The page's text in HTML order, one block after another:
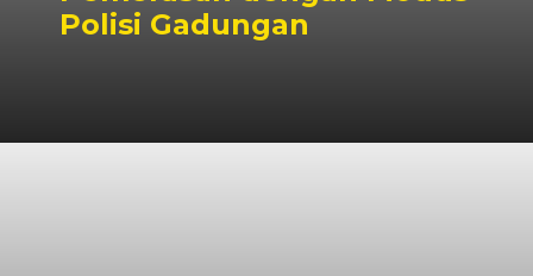
Polisi Gadungan